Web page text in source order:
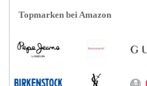
Topmarken bei Amazon